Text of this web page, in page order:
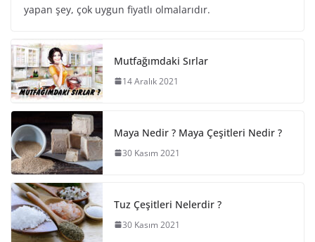
yapan şey, çok uygun fiyatlı olmalarıdır.
Mutfağımdaki Sırlar
14 Aralık 2021
Maya Nedir ? Maya Çeşitleri Nedir ?
30 Kasım 2021
Tuz Çeşitleri Nelerdir ?
30 Kasım 2021